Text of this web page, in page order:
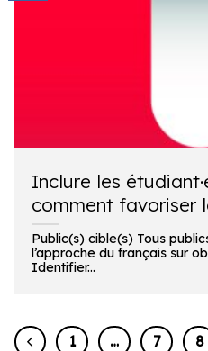
Inclure les
comment favoriser
Public(s) cible(s) Tous
l’approche du français sur
Identifier...
1 … 7 8